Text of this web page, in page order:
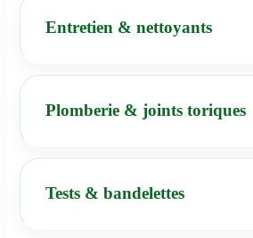
Entretien & nettoyants
Plomberie & joints toriques
Tests & bandelettes